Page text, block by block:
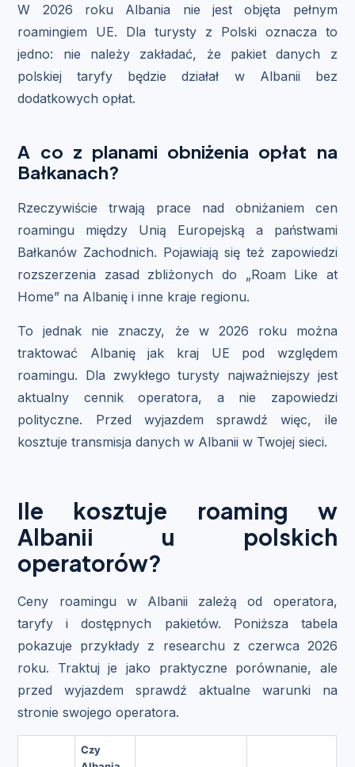
W 2026 roku Albania nie jest objęta pełnym
roamingiem UE. Dla turysty z Polski oznacza to
jedno: nie należy zakładać, że pakiet danych z
polskiej taryfy będzie działał w Albanii bez
dodatkowych opłat.
A co z planami obniżenia opłat na
Bałkanach?
Rzeczywiście trwają prace nad obniżaniem cen
roamingu między Unią Europejską a państwami
Bałkanów Zachodnich. Pojawiają się też zapowiedzi
rozszerzenia zasad zbliżonych do „Roam Like at
Home” na Albanię i inne kraje regionu.
To jednak nie znaczy, że w 2026 roku można
traktować Albanię jak kraj UE pod względem
roamingu. Dla zwykłego turysty najważniejszy jest
aktualny cennik operatora, a nie zapowiedzi
polityczne. Przed wyjazdem sprawdź więc, ile
kosztuje transmisja danych w Albanii w Twojej sieci.
Ile kosztuje roaming w
Albanii u polskich
operatorów?
Ceny roamingu w Albanii zależą od operatora,
taryfy i dostępnych pakietów. Poniższa tabela
pokazuje przykłady z researchu z czerwca 2026
roku. Traktuj je jako praktyczne porównanie, ale
przed wyjazdem sprawdź aktualne warunki na
stronie swojego operatora.
Czy